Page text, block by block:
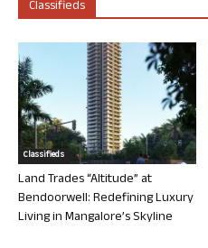
Classifieds
Classifieds
Land Trades “Altitude” at
Bendoorwell: Redefining Luxury
Living in Mangalore’s Skyline